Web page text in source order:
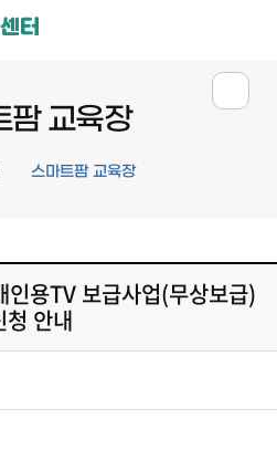
터
팜 교육장
스마트팜 교육장
용TV 보급사업(무상보급)
청 안내